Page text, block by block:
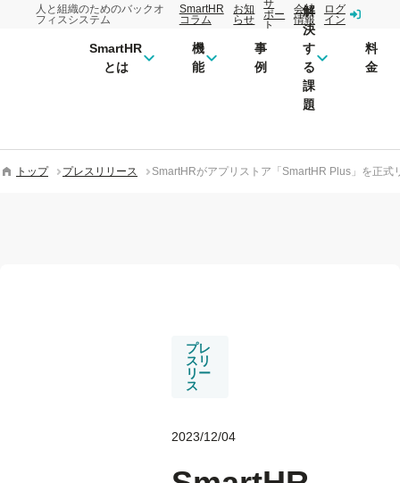
人と組織のためのバックオ
フィスシステム
SmartHR
コラム
お知
らせ
サ
ポー
ト
会社
情報
ログ
イン
SmartHR
とは
機
能
事
例
解
決
す
る
課
題
料
金
トップ プレスリリース SmartHRがアプリストア「SmartHR Plus」を正式
プレ
スリ
リー
ス
2023/12/04